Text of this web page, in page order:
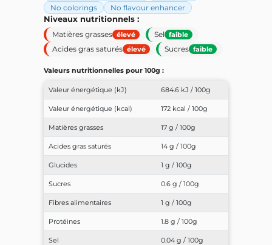
No colorings
No flavour enhancer
Niveaux nutritionnels :
Matières grasses élevé Sel faible
Acides gras saturés élevé Sucres faible
Valeurs nutritionnelles pour 100g :
Valeur énergétique (kJ) 684.6 kJ / 100g
Valeur énergétique (kcal) 172 kcal / 100g
Matières grasses 17 g / 100g
Acides gras saturés 14 g / 100g
Glucides 1 g / 100g
Sucres 0.6 g / 100g
Fibres alimentaires 1 g / 100g
Protéines 1.8 g / 100g
Sel 0.04 g / 100g